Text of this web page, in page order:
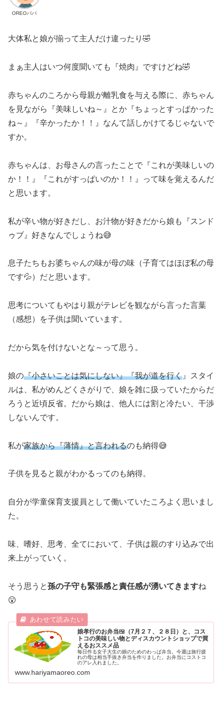
OREOパパ
大体私と娘が揃って主人だけ違ったり🤣
まぁ主人はいつ何度聞いても『焼肉』ですけどね🤣
赤ちゃんのころから母親が離乳食を与える際に、赤ちゃん
を見ながら『美味しいね～』とか『ちょっとすっぱかった
ね～』『辛かったか！！』なんて話しかけてるじゃないで
すか。
赤ちゃんは、お母さんの言ったことで『これが美味しいの
か！！』『これがすっぱいのか！！』って味を覚えるんだ
と思います。
私が辛い物が好きだし、お汁物が好きだから娘も『スンド
ゥブ』好きなんでしょうね😅
息子たちもお婆ちゃんの味が母の味（子育てはほぼ私の母
です💦）だと思います。
思考についてもやはり親がテレビを観ながら言った言葉
（感想）を子供は聞いています。
だから気を付けないとな～って思う。
娘の『小さいことは気にしない』『我が道を行く 』スタイ
ルは、私がめんどくさがりで、娘を雑に扱っていたからだ
ろうと近頃反省。だから娘は、他人には割と冷たい、干渉
しないんです。
私が家族から『薄情』と言われるのも納得😅
子供を見ると親がわかるってのも納得。
自分が学童保育支援員として働いていたころよく思いまし
た。
味、嗜好、思考、全てにおいて、子供は親のすり込みで出
来上がっていく。
そう思うと孫の子守も緊張感と責任感が湧いてきますね
😮
娘孝行のお弁当🍱（7月２７、２８日）と、コス
トコの美味しい物とディスカウントショップで買
えるおススメ品
毎日作る女子大生の娘のためのわっぱ弁当。今週は旅行疲
れの母は相当手抜き弁当を作りました。お弁当にコストコ
のアレ入れました。
www.hariyamaoreo.com